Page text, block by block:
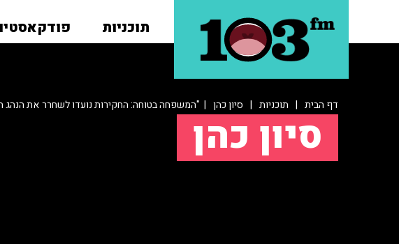
תוכניות
דף הבית | תוכניות | סיון כהן | "המשפחה בטוחה: החקירות נועדו לשחרר את הנהג
סיון כהן